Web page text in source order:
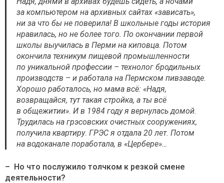
за компьютером на архивных сайтах «зависать»,
ни за что бы не поверила! В школьные годы история
нравилась, но не более того. По окончании первой
школы выучилась в Перми на киповца. Потом
окончила техникум пищевой промышленности
по уникальной профессии – технолог бродильных
производств – и работала на Пермском пивзаводе.
Хорошо работалось, но мама всё: «Надя,
возвращайся, тут такая стройка, а ты всё
в общежитии». И в 1984 году я вернулась домой.
Трудилась на грэсовских очистных сооружениях,
получила квартиру. ГРЭС я отдала 20 лет. Потом
на водоканале поработала, в «Цербере»…
– Но что послужило толчком к резкой смене
деятельности?